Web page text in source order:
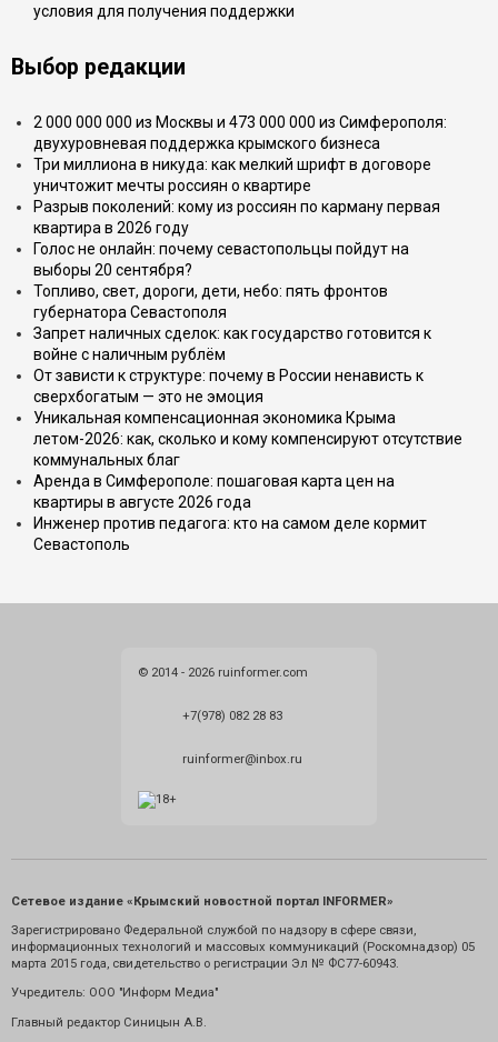
условия для получения поддержки
Выбор редакции
2 000 000 000 из Москвы и 473 000 000 из Симферополя:
двухуровневая поддержка крымского бизнеса
Три миллиона в никуда: как мелкий шрифт в договоре
уничтожит мечты россиян о квартире
Разрыв поколений: кому из россиян по карману первая
квартира в 2026 году
Голос не онлайн: почему севастопольцы пойдут на
выборы 20 сентября?
Топливо, свет, дороги, дети, небо: пять фронтов
губернатора Севастополя
Запрет наличных сделок: как государство готовится к
войне с наличным рублём
От зависти к структуре: почему в России ненависть к
сверхбогатым — это не эмоция
Уникальная компенсационная экономика Крыма
летом-2026: как, сколько и кому компенсируют отсутствие
коммунальных благ
Аренда в Симферополе: пошаговая карта цен на
квартиры в августе 2026 года
Инженер против педагога: кто на самом деле кормит
Севастополь
© 2014 - 2026 ruinformer.com
+7(978) 082 28 83
ruinformer@inbox.ru
Сетевое издание «Крымский новостной портал INFORMER»
Зарегистрировано Федеральной службой по надзору в сфере связи,
информационных технологий и массовых коммуникаций (Роскомнадзор) 05
марта 2015 года, свидетельство о регистрации Эл № ФС77-60943.
Учредитель: ООО "Информ Медиа"
Главный редактор Синицын А.В.